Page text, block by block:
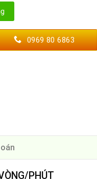
0969 80 6863
PHÚT